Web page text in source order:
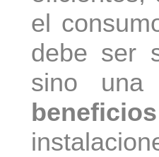
el
debe ser
sino una